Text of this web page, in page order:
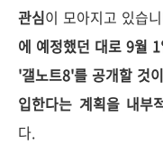
관심이 모아지고 있습
에 예정했던 대로 9월
'갤노트8'를 공개할 것
입한다는 계획을 내부
다.